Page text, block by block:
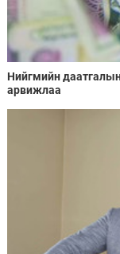
Нийгмийн
арвижлаа